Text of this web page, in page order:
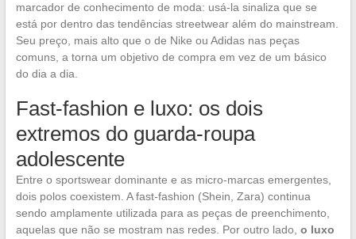
marcador de conhecimento de moda: usá-la sinaliza que se
está por dentro das tendências streetwear além do mainstream.
Seu preço, mais alto que o de Nike ou Adidas nas peças
comuns, a torna um objetivo de compra em vez de um básico
do dia a dia.
Fast-fashion e luxo: os dois
extremos do guarda-roupa
adolescente
Entre o sportswear dominante e as micro-marcas emergentes,
dois polos coexistem. A fast-fashion (Shein, Zara) continua
sendo amplamente utilizada para as peças de preenchimento,
aquelas que não se mostram nas redes. Por outro lado, o luxo